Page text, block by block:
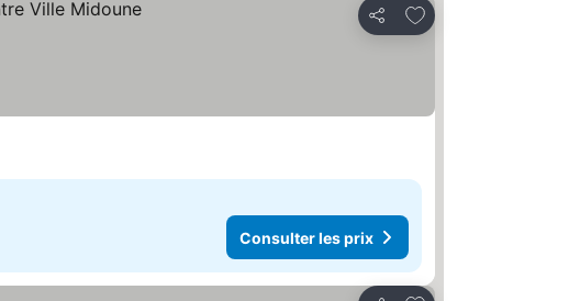
Partager
Ajouter à mes favoris
Consulter les prix